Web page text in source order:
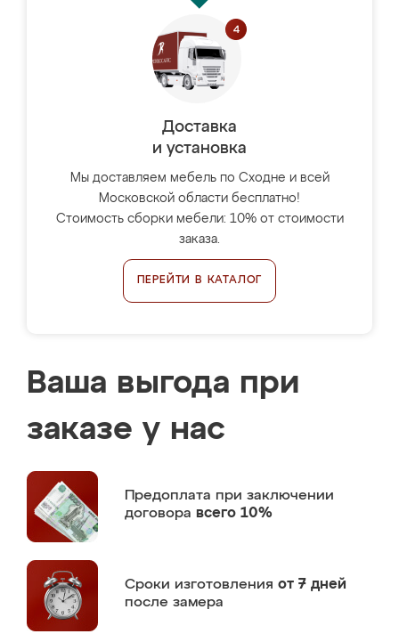
Доставка
и установка
Мы доставляем мебель по Сходне и всей
Московской области бесплатно!
Стоимость сборки мебели: 10% от стоимости
заказа.
ПЕРЕЙТИ В КАТАЛОГ
Ваша выгода при
заказе у нас
Предоплата при заключении
договора всего 10%
Сроки изготовления от 7 дней
после замера